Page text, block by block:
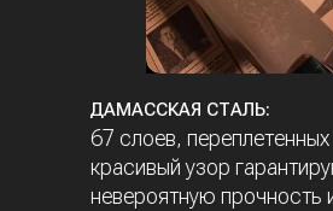
67 слоев,
красивый узор
невероятную прочность
ДАМАССКАЯ СТАЛЬ: